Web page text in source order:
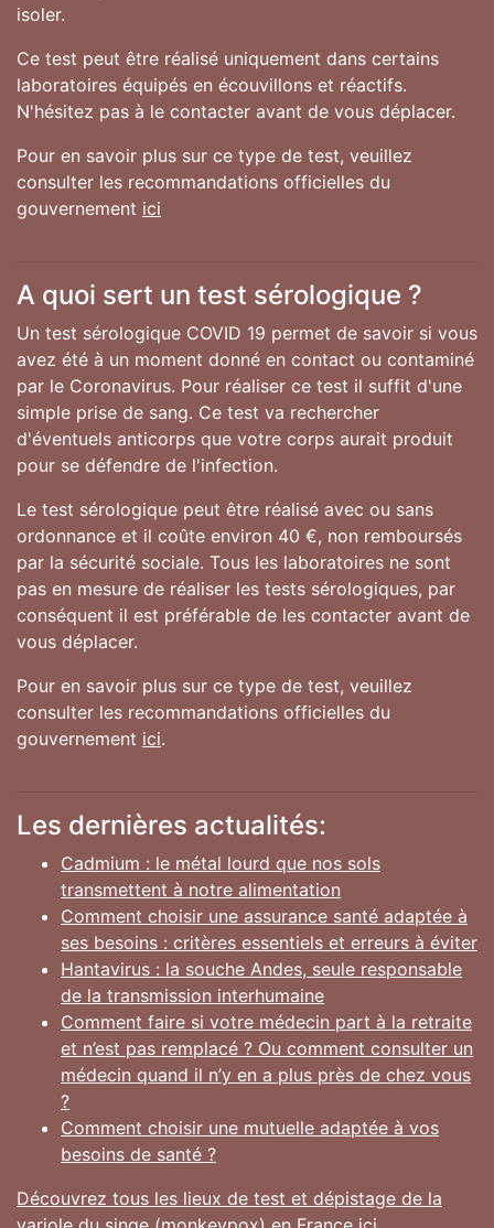
isoler.
Ce test peut être réalisé uniquement dans certains
laboratoires équipés en écouvillons et réactifs.
N'hésitez pas à le contacter avant de vous déplacer.
Pour en savoir plus sur ce type de test, veuillez
consulter les recommandations officielles du
gouvernement ici
A quoi sert un test sérologique ?
Un test sérologique COVID 19 permet de savoir si vous
avez été à un moment donné en contact ou contaminé
par le Coronavirus. Pour réaliser ce test il suffit d'une
simple prise de sang. Ce test va rechercher
d'éventuels anticorps que votre corps aurait produit
pour se défendre de l'infection.
Le test sérologique peut être réalisé avec ou sans
ordonnance et il coûte environ 40 €, non remboursés
par la sécurité sociale. Tous les laboratoires ne sont
pas en mesure de réaliser les tests sérologiques, par
conséquent il est préférable de les contacter avant de
vous déplacer.
Pour en savoir plus sur ce type de test, veuillez
consulter les recommandations officielles du
gouvernement ici.
Les dernières actualités:
Cadmium : le métal lourd que nos sols
transmettent à notre alimentation
Comment choisir une assurance santé adaptée à
ses besoins : critères essentiels et erreurs à éviter
Hantavirus : la souche Andes, seule responsable
de la transmission interhumaine
Comment faire si votre médecin part à la retraite
et n’est pas remplacé ? Ou comment consulter un
médecin quand il n’y en a plus près de chez vous
?
Comment choisir une mutuelle adaptée à vos
besoins de santé ?
Découvrez tous les lieux de test et dépistage de la